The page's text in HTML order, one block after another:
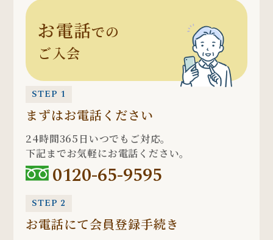
お電話での
ご入会
STEP 1
まずはお電話ください
24時間365日いつでもご対応。
下記までお気軽にお電話ください。
0120-65-9595
STEP 2
お電話にて会員登録手続き